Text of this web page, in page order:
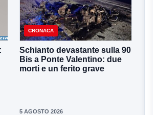
CRONACA
Schianto devastante sulla 90
Bis a Ponte Valentino: due
morti e un ferito grave
5 AGOSTO 2026